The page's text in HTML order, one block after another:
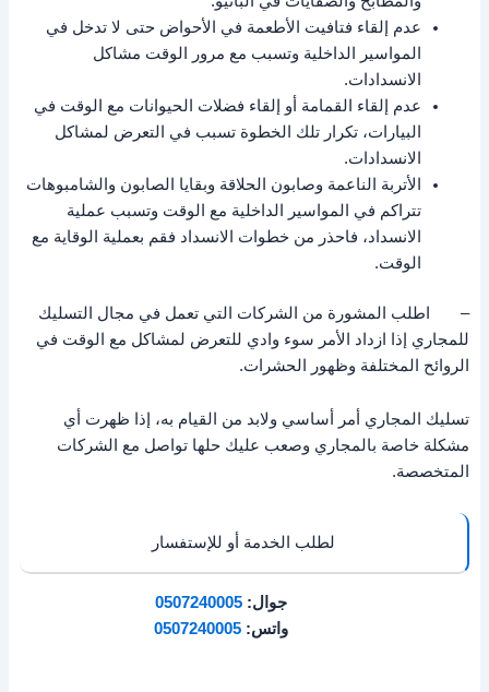
عدم إلقاء فتافيت الأطعمة في الأحواض حتى لا تدخل في
المواسير الداخلية وتسبب مع مرور الوقت مشاكل
الانسدادات.
عدم إلقاء القمامة أو إلقاء فضلات الحيوانات مع الوقت في
البيارات، تكرار تلك الخطوة تسبب في التعرض لمشاكل
الانسدادات.
الأتربة الناعمة وصابون الحلاقة وبقايا الصابون والشامبوهات
تتراكم في المواسير الداخلية مع الوقت وتسبب عملية
الانسداد، فاحذر من خطوات الانسداد فقم بعملية الوقاية مع
الوقت.
– اطلب المشورة من الشركات التي تعمل في مجال التسليك
للمجاري إذا ازداد الأمر سوء وادي للتعرض لمشاكل مع الوقت في
الروائح المختلفة وظهور الحشرات.
تسليك المجاري أمر أساسي ولابد من القيام به، إذا ظهرت أي
مشكلة خاصة بالمجاري وصعب عليك حلها تواصل مع الشركات
المتخصصة.
لطلب الخدمة أو للإستفسار
جوال:0507240005
واتس:0507240005